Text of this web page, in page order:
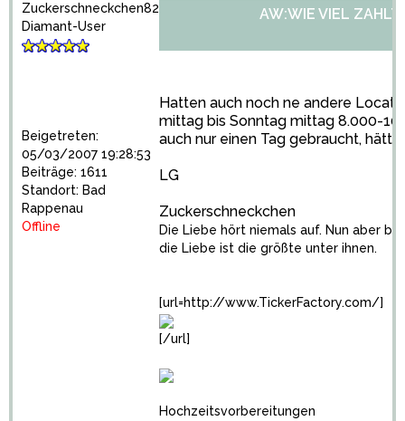
Zuckerschneckchen82
Diamant-User
Beigetreten:
05/03/2007 19:28:53
Beiträge: 1611
Standort: Bad
Rappenau
Offline
AW:WIE VIEL ZAHLT
Hatten auch noch ne andere
mittag bis Sonntag mittag 8.000-
auch nur einen Tag gebraucht,
LG
Zuckerschneckchen
Die Liebe hört niemals auf. Nun aber
die Liebe ist die größte unter ihnen.
[url=http://www.TickerFactory.com/]
[/url]
Hochzeitsvorbereitungen